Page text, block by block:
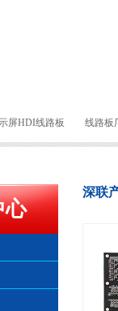
屏HDI线路板 线路板
心
深联